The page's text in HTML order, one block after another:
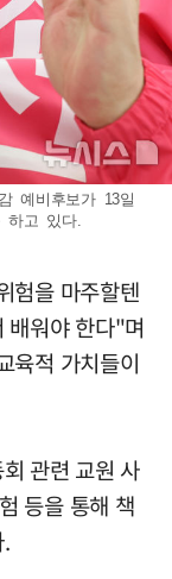
예비후보가 13일
하고 있다.
험을 마주할텐
배워야 한다"며
육적 가치들이
관련 교원 사
등을 통해 책